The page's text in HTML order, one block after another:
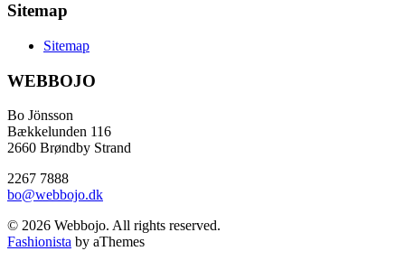
Sitemap
Sitemap
WEBBOJO
Bo Jönsson
Bækkelunden 116
2660 Brøndby Strand
2267 7888
bo@webbojo.dk
© 2026 Webbojo. All rights reserved.
Fashionista by aThemes